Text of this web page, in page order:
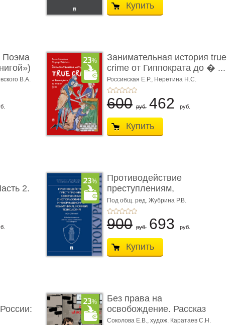
Купить
В.А.
Занимательная история true
crime от Гиппократа до � ...
Россинская Е.Р., Неретина Н.С.
600 руб. 462 руб.
Купить
2.
Противодействие
преступлениям,
совершаемым с ...
Под общ. ред. Жубрина Р.В.
900 руб. 693 руб.
Купить
Без права на
освобождение. Рассказ
Соколова Е.В., худож. Каратаев С.Н.